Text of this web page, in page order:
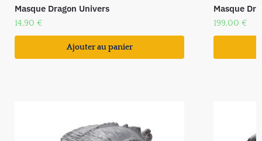
Masque Dragon Univers
14,90 €
Ajouter au panier
Masque
199,00 €